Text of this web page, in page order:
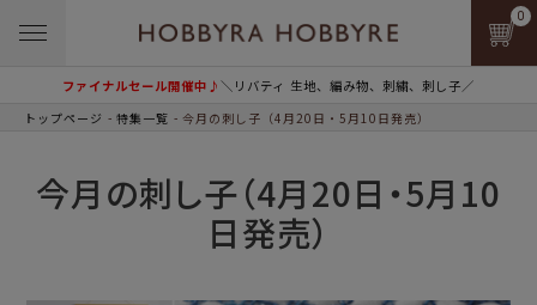
ファイナルセール開催中♪＼リバティ 生地、編み物、刺繍、刺し子／
0
トップページ 特集一覧 今月の刺し子（4月20日・5月10日発売）
今月の刺し子（4月20日・5月10
日発売）